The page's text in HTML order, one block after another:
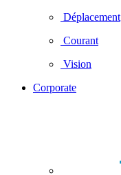
Déplacement
Courant
Vision
Corporate